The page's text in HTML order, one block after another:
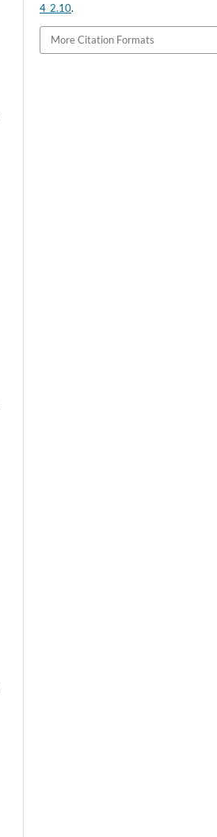
4_2.10.
More Citation Formats